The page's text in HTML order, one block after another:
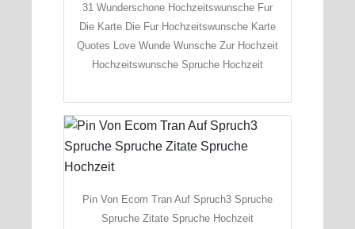
31 Wunderschone Hochzeitswunsche Fur
Die Karte Die Fur Hochzeitswunsche Karte
Quotes Love Wunde Wunsche Zur Hochzeit
Hochzeitswunsche Spruche Hochzeit
Pin Von Ecom Tran Auf Spruch3 Spruche
Spruche Zitate Spruche Hochzeit